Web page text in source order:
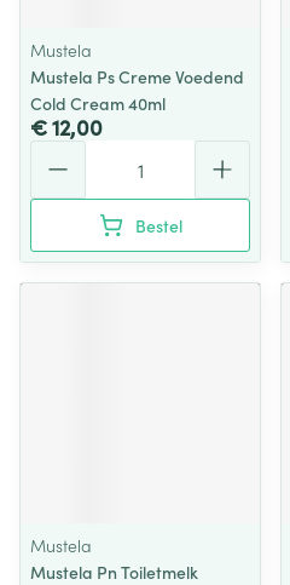
Mustela
Mustela Ps Creme Voedend
Cold Cream 40ml
€ 12,00
Bestel
Mustela
Mustela Pn Toiletmelk